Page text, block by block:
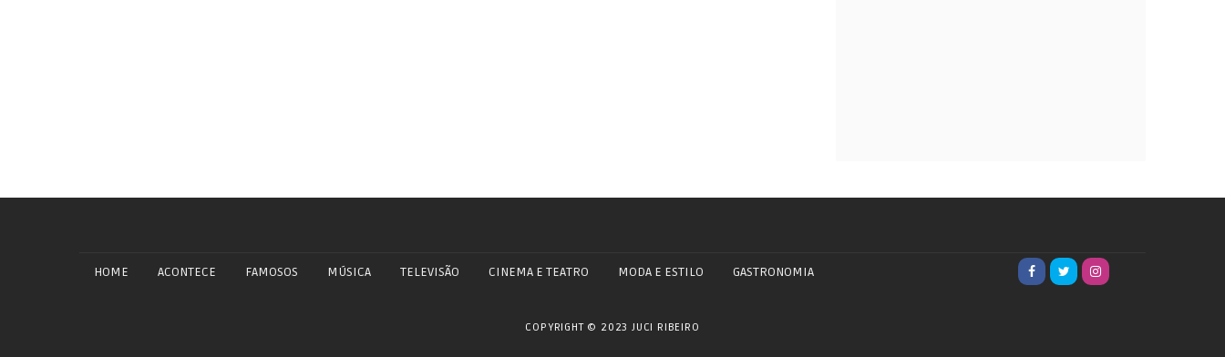
HOME ACONTECE FAMOSOS MÚSICA TELEVISÃO CINEMA E TEATRO MODA E ESTILO GASTRONOMIA
COPYRIGHT © 2023 JUCI RIBEIRO